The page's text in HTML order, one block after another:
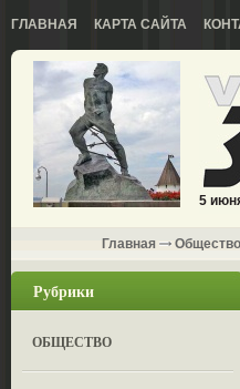
ГЛАВНАЯ КАРТА САЙТА
5
Главная Общество
Рубрики
ОБЩЕСТВО